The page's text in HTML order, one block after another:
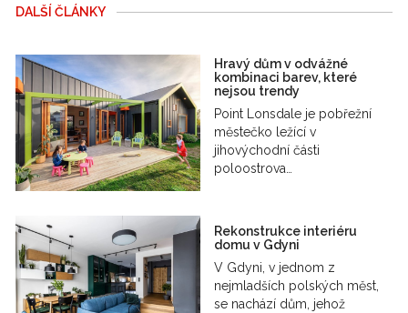
DALŠÍ ČLÁNKY
Hravý dům v odvážné
kombinaci barev, které
nejsou trendy
Point Lonsdale je pobřežní
městečko ležící v
jihovýchodní části
poloostrova…
Rekonstrukce interiéru
domu v Gdyni
V Gdyni, v jednom z
nejmladších polských měst,
se nachází dům, jehož